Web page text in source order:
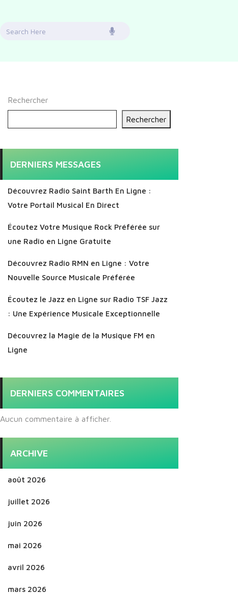
Search
Rechercher
Rechercher
DERNIERS MESSAGES
Découvrez Radio Saint Barth En Ligne :
Votre Portail Musical En Direct
Écoutez Votre Musique Rock Préférée sur
une Radio en Ligne Gratuite
Découvrez Radio RMN en Ligne : Votre
Nouvelle Source Musicale Préférée
Écoutez le Jazz en Ligne sur Radio TSF Jazz
: Une Expérience Musicale Exceptionnelle
Découvrez la Magie de la Musique FM en
Ligne
DERNIERS COMMENTAIRES
Aucun commentaire à afficher.
ARCHIVE
août 2026
juillet 2026
juin 2026
mai 2026
avril 2026
mars 2026